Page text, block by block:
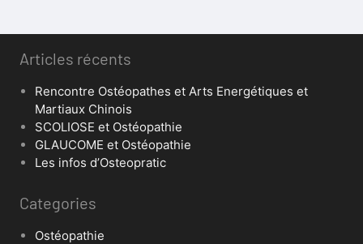
Articles récents
Rencontre Ostéopathes et Arts Energétiques et
Martiaux Chinois
SCOLIOSE et Ostéopathie
GLAUCOME et Ostéopathie
Les infos d’Osteopratic
Categories
Ostéopathie